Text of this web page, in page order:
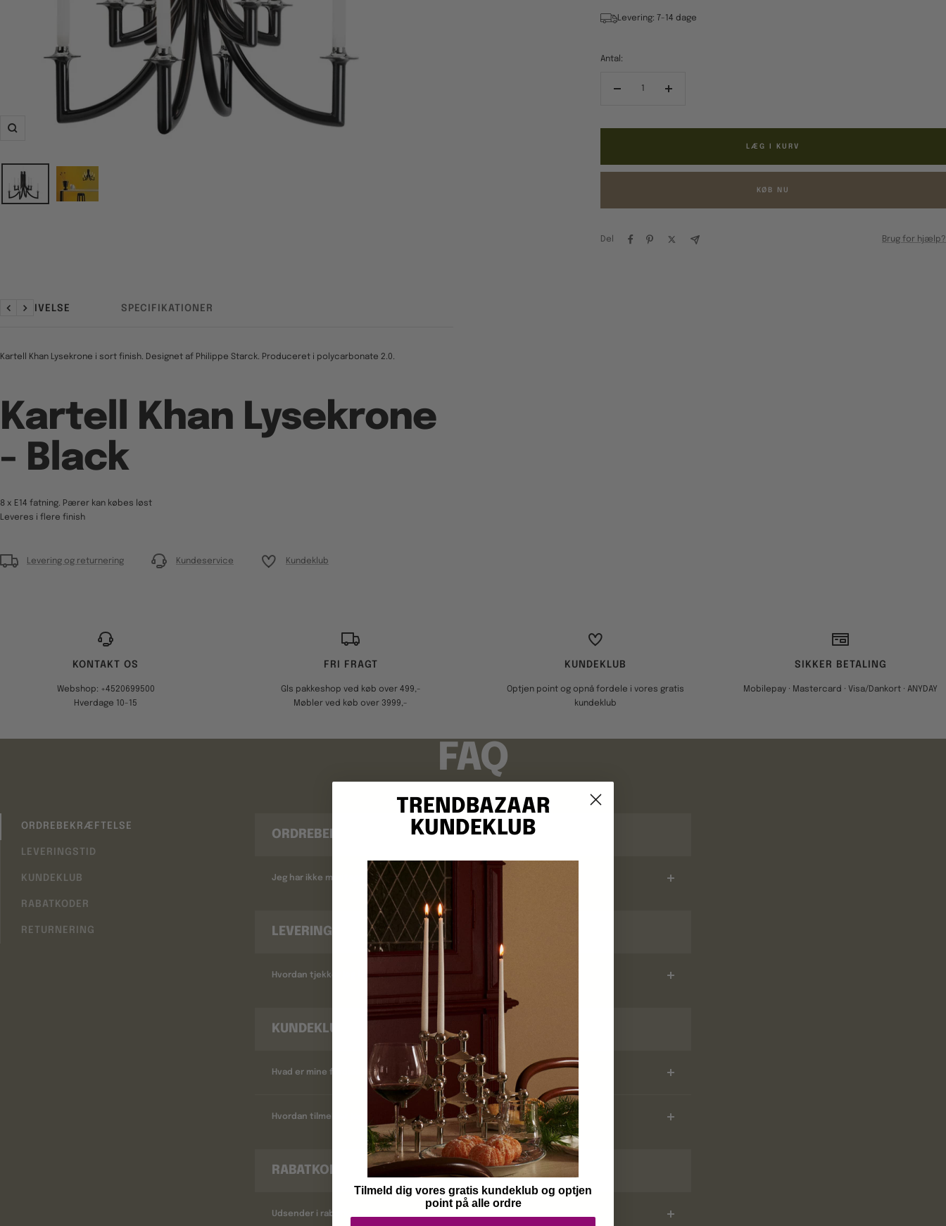
Zoom
Levering: 7-14 dage
Antal:
Forøg
LÆG I KURV
KØB NU
Del Brug for hjælp?
BESKRIVELSE SPECIFIKATIONER
ForrigeNæste
Kartell Khan Lysekrone i sort finish. Designet af Philippe Starck. Produceret i polycarbonate 2.0.
Kartell Khan Lysekrone
- Black
8 x E14 fatning. Pærer kan købes løst
Leveres i flere finish
Levering og returnering Kundeservice Kundeklub
KONTAKT OS
Webshop: +4520699500
Hverdage 10-15
FRI FRAGT
Gls pakkeshop ved køb over 499,-
Møbler ved køb over 3999,-
KUNDEKLUB
Optjen point og opnå fordele i vores gratis
kundeklub
SIKKER BETALING
Mobilepay · Mastercard · Visa/Dankort · ANYDAY
FAQ
ORDREBEKRÆFTELSE
LEVERINGSTID
KUNDEKLUB
RABATKODER
RETURNERING
ORDREBEKRÆFTELSE
Jeg har ikke modtaget en ordrebekræftelse ?
LEVERINGSTID
Hvordan tjekker jeg leveringstid ?
KUNDEKLUB
Hvad er mine fordele ?
Hvordan tilmelder jeg mig ?
RABATKODER
Udsender i rabatkoder ?
TRENDBAZAAR
KUNDEKLUB
Tilmeld dig vores gratis kundeklub og optjen
point på alle ordre